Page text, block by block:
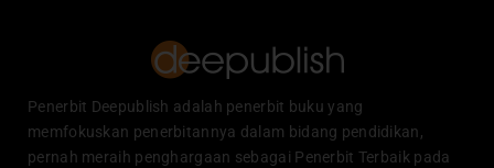
Penerbit Deepublish adalah penerbit buku yang
memfokuskan penerbitannya dalam bidang pendidikan,
pernah meraih penghargaan sebagai Penerbit Terbaik pada